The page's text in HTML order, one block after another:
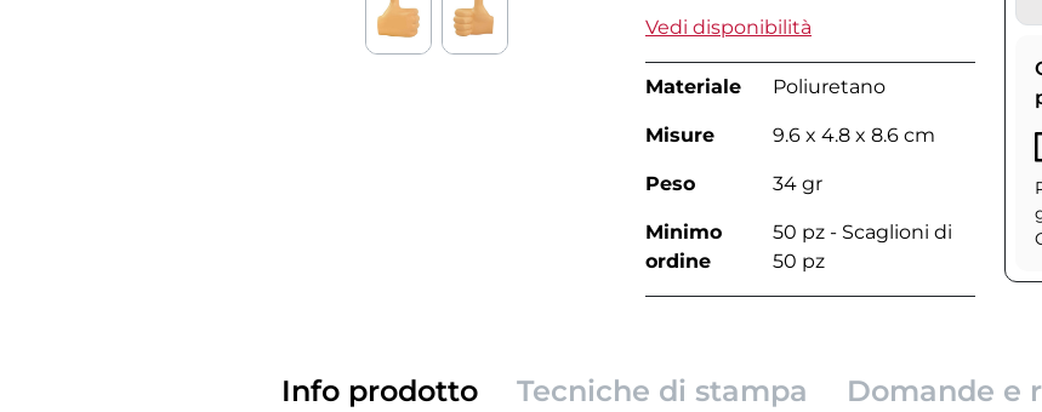
Vedi disponibilità
Materiale Poliuretano
Misure 9.6 x 4.8 x 8.6 cm
Peso 34 gr
Minimo
ordine
50 pz - Scaglioni di
50 pz
Info prodotto Tecniche di stampa Domande e